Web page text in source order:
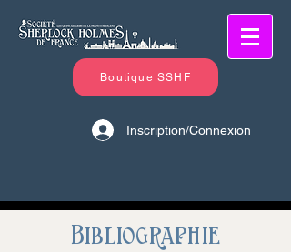
Boutique SSHF
Inscription/Connexion
Bibliographie